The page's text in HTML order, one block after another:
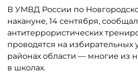
В УМВД России по
накануне, 14 сентября,
антитеррористических
проводятся на избирательных
районах области — многие из
в школах.